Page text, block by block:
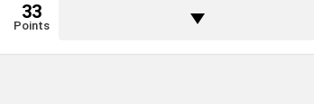
33
Points